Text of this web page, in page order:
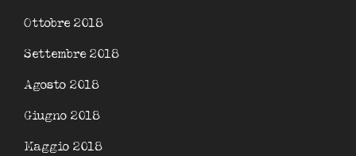
Ottobre 2018
Settembre 2018
Agosto 2018
Giugno 2018
Maggio 2018